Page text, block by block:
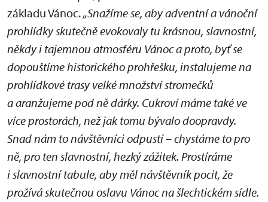
základu Vánoc.„Snažíme se, aby adventní a vánoční
prohlídky skutečně evokovaly tu krásnou, slavnostní,
někdy i tajemnou atmosféru Vánoc a proto, byť se
dopouštíme historického prohřešku, instalujeme na
prohlídkové trasy velké množství stromečků
a aranžujeme pod ně dárky. Cukroví máme také ve
více prostorách, než jak tomu bývalo doopravdy.
Snad nám to návštěvníci odpustí – chystáme to pro
ně, pro ten slavnostní, hezký zážitek. Prostíráme
i slavnostní tabule, aby měl návštěvník pocit, že
prožívá skutečnou oslavu Vánoc na šlechtickém sídle.